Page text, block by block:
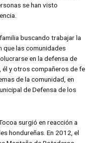
se han visto
buscando trabajar la
que las comunidades
en la defensa de
él y otros compañeros de fe
de la comunidad, en
de Defensa de los
surgió en reacción a
hondureñas. En 2012, el